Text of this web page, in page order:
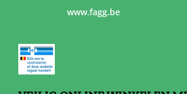
www.fagg.be